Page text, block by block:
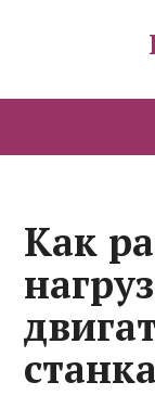
Как
станка